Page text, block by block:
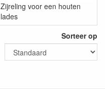
Zijreling voor een houten
lades
Sorteer op